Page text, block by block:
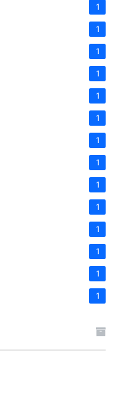
1
1
1
1
1
1
1
1
1
1
1
1
1
1